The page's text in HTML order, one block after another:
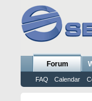
Forum
FAQ Calendar